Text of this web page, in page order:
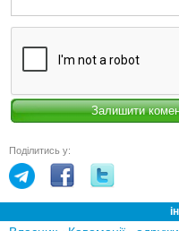
Поділитись у: